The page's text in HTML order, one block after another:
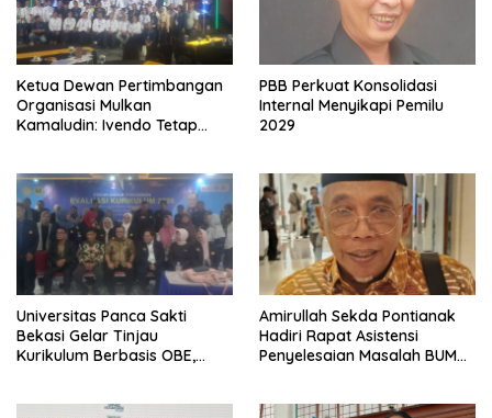
Ketua Dewan Pertimbangan
Organisasi Mulkan
Kamaludin: Ivendo Tetap
PBB Perkuat Konsolidasi
Internal Menyikapi Pemilu
2029
Universitas Panca Sakti
Bekasi Gelar Tinjau
Kurikulum Berbasis OBE,
Amirullah Sekda Pontianak
Hadiri Rapat Asistensi
Penyelesaian Masalah BUMN